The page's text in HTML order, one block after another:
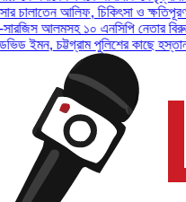
আলিফ, চিকিৎসা ও ক্ষতিপূরণ
আলমসহ ১০ এনসিপি নেতার বিরুদ্ধে
ইমন, চট্টগ্রাম পুলিশের কাছে হস্তান্তর